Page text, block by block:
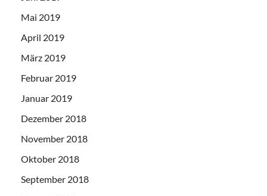
Mai 2019
April 2019
März 2019
Februar 2019
Januar 2019
Dezember 2018
November 2018
Oktober 2018
September 2018